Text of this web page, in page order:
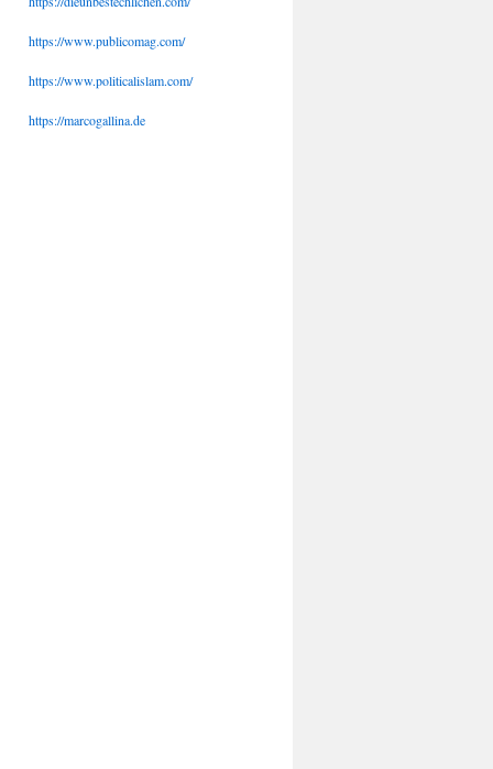
https://www.publicomag.com/
https://www.politicalislam.com/
https://marcogallina.de